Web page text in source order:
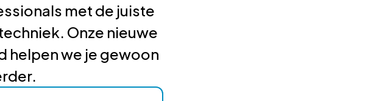
met de juiste
Onze nieuwe
helpen we je gewoon